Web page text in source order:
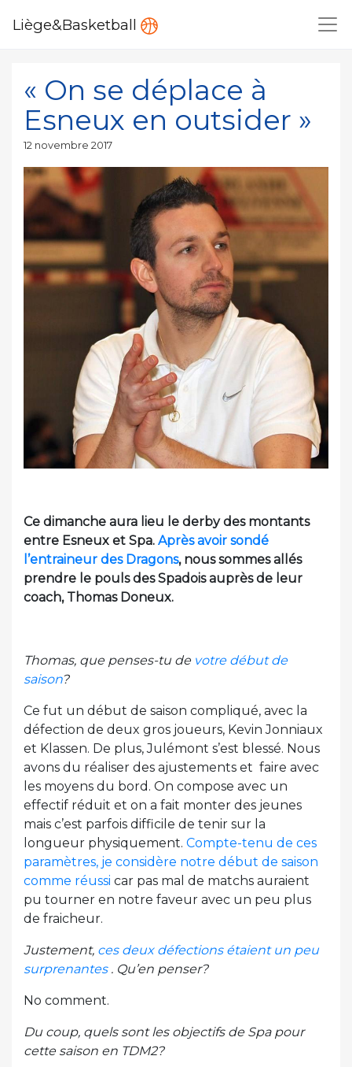
Liège&Basketball
« On se déplace à
Esneux en outsider »
Publié
12 novembre 2017
Ce dimanche aura lieu le derby des montants
entre Esneux et Spa. Après avoir sondé
l’entraineur des Dragons, nous sommes allés
prendre le pouls des Spadois auprès de leur
coach, Thomas Doneux.
Thomas, que penses-tu de votre début de
saison?
Ce fut un début de saison compliqué, avec la
défection de deux gros joueurs, Kevin Jonniaux
et Klassen. De plus, Julémont s’est blessé. Nous
avons du réaliser des ajustements et faire avec
les moyens du bord. On compose avec un
effectif réduit et on a fait monter des jeunes
mais c’est parfois difficile de tenir sur la
longueur physiquement. Compte-tenu de ces
paramètres, je considère notre début de saison
comme réussi car pas mal de matchs auraient
pu tourner en notre faveur avec un peu plus
de fraicheur.
Justement, ces deux défections étaient un peu
surprenantes. Qu’en penser?
No comment.
Du coup, quels sont les objectifs de Spa pour
cette saison en TDM2?